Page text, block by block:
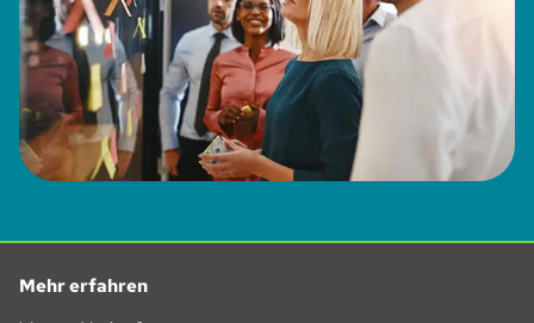
Mehr erfahren